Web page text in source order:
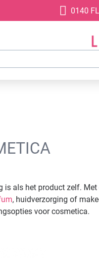
0140
als het product zelf.
, huidverzorging of
voor cosmetica.